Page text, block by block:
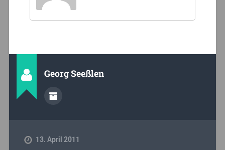
Georg Seeßlen
13. April 2011